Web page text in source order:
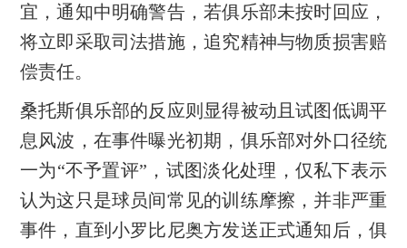
宜，通知中明确警告，若俱乐部未按时回应，
将立即采取司法措施，追究精神与物质损害赔
偿责任。
桑托斯俱乐部的反应则显得被动且试图低调平
息风波，在事件曝光初期，俱乐部对外口径统
一为“不予置评”，试图淡化处理，仅私下表示
认为这只是球员间常见的训练摩擦，并非严重
事件，直到小罗比尼奥方发送正式通知后，俱